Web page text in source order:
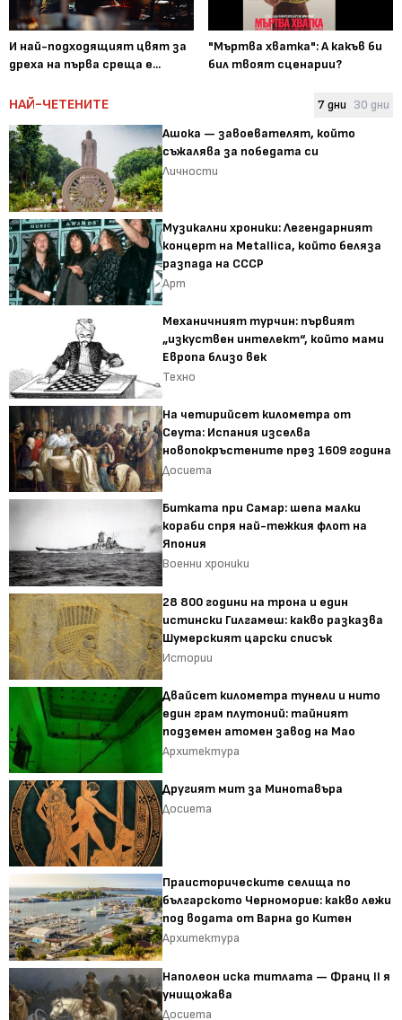
И най-подходящият цвят за
дреха на първа среща е...
"Мъртва хватка": А какъв би
бил твоят сценарии?
НАЙ-ЧЕТЕНИТЕ 7 дни 30 дни
Ашока — завоевателят, който
съжалява за победата си
Личности
Музикални хроники: Легендарният
концерт на Metallica, който беляза
разпада на СССР
Арт
Механичният турчин: първият
„изкуствен интелект“, който мами
Европа близо век
Техно
На четирийсет километра от
Сеута: Испания изселва
новопокръстените през 1609 година
Досиета
Битката при Самар: шепа малки
кораби спря най-тежкия флот на
Япония
Военни хроники
28 800 години на трона и един
истински Гилгамеш: какво разказва
Шумерският царски списък
Истории
Двайсет километра тунели и нито
един грам плутоний: тайният
подземен атомен завод на Мао
Архитектура
Другият мит за Минотавъра
Досиета
Праисторическите селища по
българското Черноморие: какво лежи
под водата от Варна до Китен
Архитектура
Наполеон иска титлата — Франц II я
унищожава
Досиета